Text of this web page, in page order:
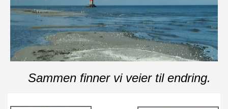
Sammen finner vi veier til endring.